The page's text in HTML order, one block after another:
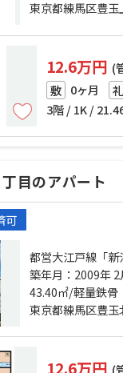
東京都練馬区豊玉
12.6万円 (
敷 0ヶ月 礼
3階 / 1K /
目のアパート
可
都営大江戸線「新
分 西武池袋線「江古田」駅 徒歩7分
西武有楽町線「新
分
築年月：2009年 2
43.40㎡/軽量鉄骨
東京都練馬区豊玉
12.6万円 (